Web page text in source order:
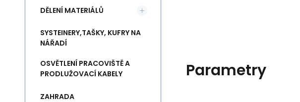
Parametry
DĚLENÍ MATERIÁLŮ
SYSTEINERY,TAŠKY, KUFRY NA
NÁŘADÍ
OSVĚTLENÍ PRACOVIŠTĚ A
PRODLUŽOVACÍ KABELY
ZAHRADA